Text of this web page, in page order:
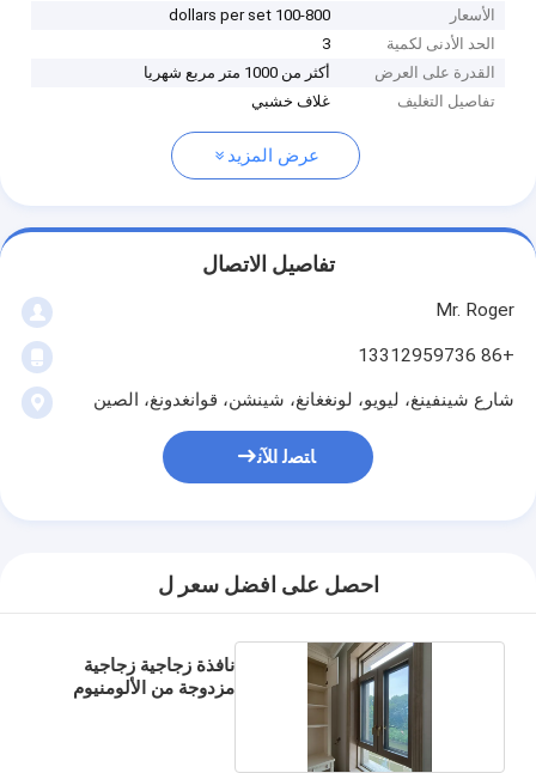
الأسعار
100-800 dollars per set
الحد الأدنى لكمية
3
القدرة على العرض
أكثر من 1000 متر مربع شهريا
تفاصيل التغليف
غلاف خشبي
عرض المزيد
تفاصيل الاتصال
Mr. Roger
+86 13312959736
شارع شينفينغ، ليويو، لونغغانغ، شينشن، قوانغدونغ، الصين
ﺎﺘﺼﻟ ﺍﻶﻧ
احصل على افضل سعر ل
نافذة زجاجية زجاجية
مزدوجة من الألومنيوم